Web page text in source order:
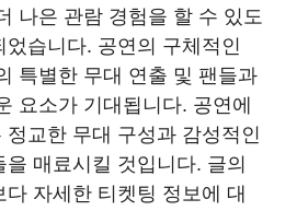
나은 관람 경험을 할 수 있도
습니다. 공연의 구체적인
특별한 무대 연출 및 팬들과
요소가 기대됩니다. 공연에
교한 무대 구성과 감성적인
매료시킬 것입니다. 글의
자세한 티켓팅 정보에 대